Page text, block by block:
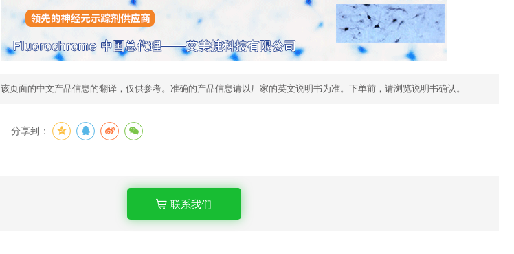
该页面的中文产品信息的翻译，仅供参考。准确的产品信息请以厂家的英文说明书为准。下单前，请浏览说明书确认。
分享到：
联系我们